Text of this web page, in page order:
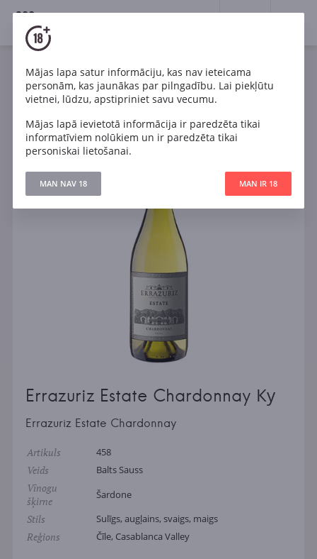
18+
Vīns Balts Sauss
Čīle
Errazuriz Estate Chardonnay Ку
Errazuriz Estate Chardonnay Ку
Errazuriz Estate Chardonnay
Artikuls 458
Veids Balts Sauss
Vīnogu
šķirne
Šardone
Stils Sulīgs, augļains, svaigs, maigs
Reģions Čīle, Casablanca Valley
Mājas lapa satur informāciju, kas nav ieteicama
personām, kas jaunākas par pilngadību. Lai piekļūtu
vietnei, lūdzu, apstipriniet savu vecumu.
Mājas lapā ievietotā informācija ir paredzēta tikai
informatīviem nolūkiem un ir paredzēta tikai
personiskai lietošanai.
MAN NAV 18 MAN IR 18